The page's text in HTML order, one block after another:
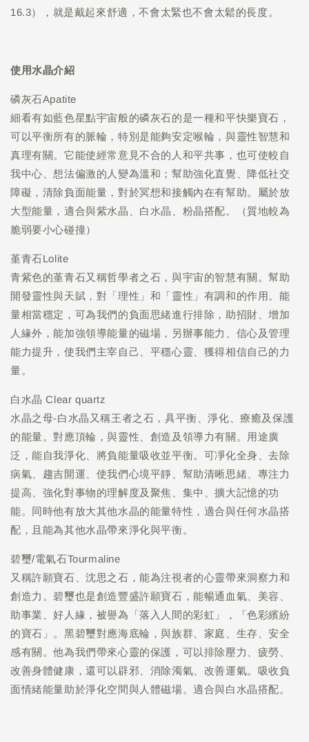
16.3），就是戴起來舒適，不會太緊也不會太鬆的長度。
使用水晶介紹
磷灰石Apatite
細看有如藍色星點宇宙般的磷灰石的是一種和平快樂寶石，
可以平衡所有的脈輪，特別是能夠安定喉輪，與靈性智慧和
真理有關。它能使經常意見不合的人和平共事，也可使較自
我中心、想法偏激的人變為溫和；幫助強化直覺、降低社交
障礙，清除負面能量，對於冥想和接觸內在有幫助。屬於放
大型能量，適合與紫水晶、白水晶、粉晶搭配。（質地較為
脆弱要小心碰撞）
堇青石Lolite
青紫色的堇青石又稱哲學者之石，與宇宙的智慧有關。幫助
開發靈性與天賦，對「理性」和「靈性」有調和的作用。能
量相當穩定，可為我們的負面思緒進行排除，助招財、增加
人緣外，能加強領導能量的磁場，另辦事能力、信心及管理
能力提升，使我們主宰自己、平穩心靈、獲得相信自己的力
量。
白水晶 Clear quartz
水晶之母-白水晶又稱王者之石，具平衡、淨化、療癒及保護
的能量。對應頂輪，與靈性、創造及領導力有關。用途廣
泛，能自我淨化、將負能量吸收並平衡。可凈化全身、去除
病氣、趨吉開運、使我們心境平靜、幫助清晰思緒、專注力
提高、強化對事物的理解度及聚焦、集中、擴大記憶的功
能。同時他有放大其他水晶的能量特性，適合與任何水晶搭
配，且能為其他水晶帶來淨化與平衡。
碧璽/電氣石Tourmaline
又稱許願寶石、沈思之石，能為注視者的心靈帶來洞察力和
創造力。碧璽也是創造豐盛許願寶石，能暢通血氣、美容、
助事業、好人緣，被譽為「落入人間的彩虹」，「色彩繽紛
的寶石」。黑碧璽對應海底輪，與族群、家庭、生存、安全
感有關。他為我們帶來心靈的保護，可以排除壓力、疲勞、
改善身體健康，還可以辟邪、消除濁氣、改善運氣。吸收負
面情緒能量助於淨化空間與人體磁場。適合與白水晶搭配。